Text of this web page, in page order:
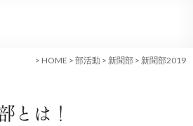
> HOME > 部活動 > 新聞部 > 新聞部2019
とは！